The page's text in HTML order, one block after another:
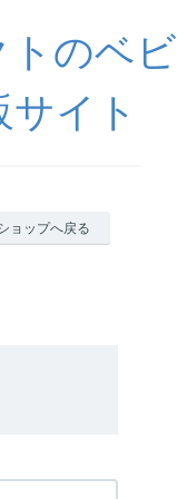
のベビ
イト
ョップへ戻る